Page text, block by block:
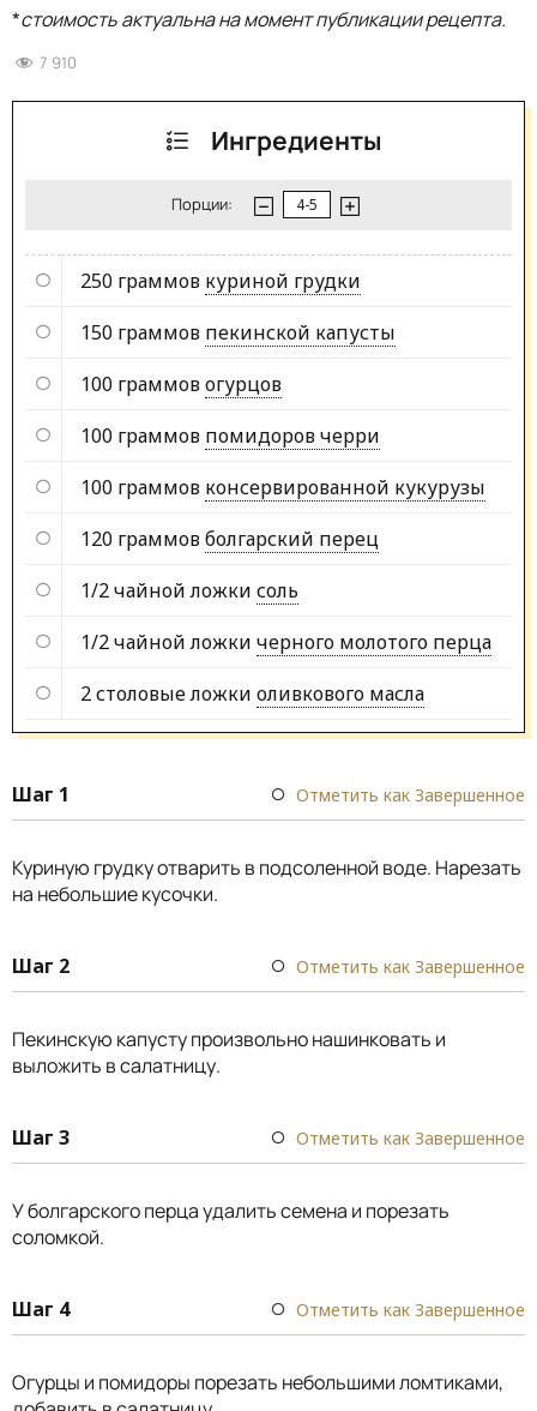
*стоимость актуальна на момент публикации рецепта.
7 910
Ингредиенты
Порции:
250 граммов куриной грудки
150 граммов пекинской капусты
100 граммовогурцов
100 граммов помидоров черри
100 граммов консервированной кукурузы
120 граммовболгарский перец
1/2 чайной ложки соль
1/2 чайной ложки черного молотого перца
2 столовые ложки оливкового масла
Шаг 1 Отметить как Завершенное
Куриную грудку отварить в подсоленной воде. Нарезать
на небольшие кусочки.
Шаг 2 Отметить как Завершенное
Пекинскую капусту произвольно нашинковать и
выложить в салатницу.
Шаг 3 Отметить как Завершенное
У болгарского перца удалить семена и порезать
соломкой.
Шаг 4 Отметить как Завершенное
Огурцы и помидоры порезать небольшими ломтиками,